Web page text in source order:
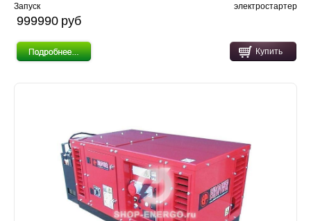
Запуск
электростартер
999990 pуб
Купить